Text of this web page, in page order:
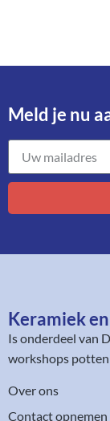
Meld je nu
Keramiek
Is onderdeel van
workshops
Over ons
Contact opnemen